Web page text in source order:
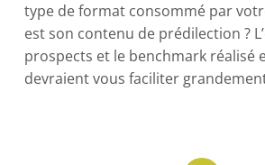
type de format consommé par
est son contenu de prédilection ?
prospects et le benchmark réalisé
devraient vous faciliter